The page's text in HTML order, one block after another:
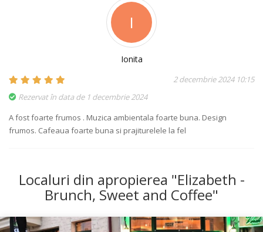
I
Ionita
2 decembrie 2024 10:15
Rezervat în data de 1 decembrie 2024
A fost foarte frumos . Muzica ambientala foarte buna. Design
frumos. Cafeaua foarte buna si prajiturelele la fel
Localuri din apropierea "Elizabeth -
Brunch, Sweet and Coffee"